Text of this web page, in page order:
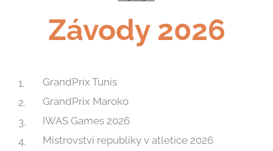
Závody 2026
GrandPrix Tunis
GrandPrix Maroko
IWAS Games 2026
Mistrovství republiky v atletice 2026